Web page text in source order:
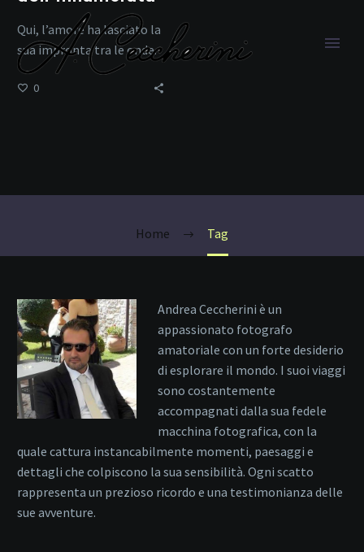
Home Tag
Qui, l’amore ha lasciato la
sua impronta tra le onde.
0
Andrea Ceccherini è un
appassionato fotografo
amatoriale con un forte desiderio
di esplorare il mondo. I suoi viaggi
sono costantemente
accompagnati dalla sua fedele
macchina fotografica, con la
quale cattura instancabilmente momenti, paesaggi e
dettagli che colpiscono la sua sensibilità. Ogni scatto
rappresenta un prezioso ricordo e una testimonianza delle
sue avventure.